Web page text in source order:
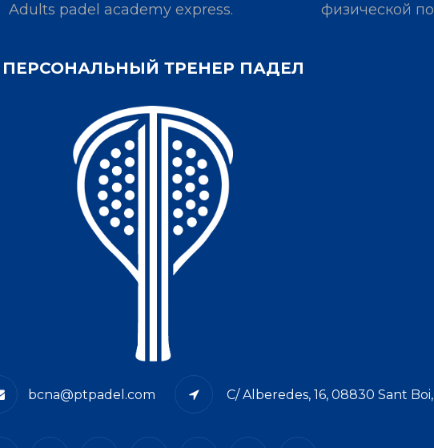
Adults padel academy express.
физической
ПЕРСОНАЛЬНЫЙ ТРЕНЕР ПАДЕЛ
bcna@ptpadel.com C/ Alberedes, 16, 08830 Sant